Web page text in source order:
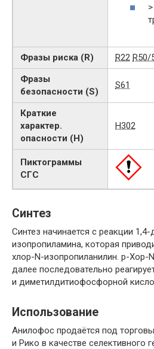
Фразы риска (R) R22 R50/
Фразы
безопасности (S)
S61
Краткие
характер.
опасности (H)
H302
Пиктограммы
СГС
Синтез
Синтез начинается с реакции
изопропиламина, которая
хлор-N-изопропиланилин. p-Хор-
далее последовательно
и диметилдитиофосфорной
Использование
Анилофос продаётся под
и Рико в качестве селективного